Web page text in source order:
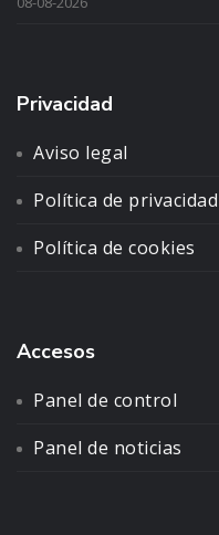
Privacidad
Aviso legal
Política de privacidad
Política de cookies
Accesos
Panel de control
Panel de noticias